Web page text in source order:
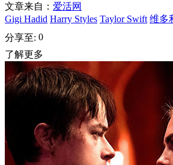
文章来自： 爱活网
Gigi Hadid Harry Styles Taylor Swift 维多
分享至: 0
了解更多